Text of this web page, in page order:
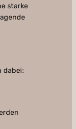
starke
dabei: